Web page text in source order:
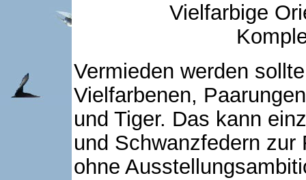
Vielfarbige
Vermieden werden
Vielfarbenen,
und Tiger. Das kann
und Schwanzfedern zur
ohne